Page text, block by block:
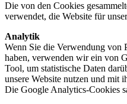
Die von den Cookies
verwendet, die Website für
Analytik
Wenn Sie die Verwendung von
haben, verwenden wir ein von
Tool, um statistische Daten
unsere Website nutzen und mit
Die Google Analytics-Cookies